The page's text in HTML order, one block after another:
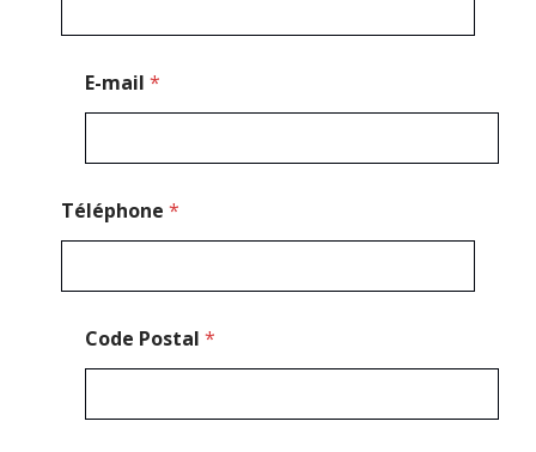
E-mail *
Téléphone *
Code Postal *